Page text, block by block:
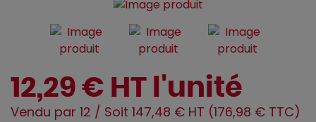
12,29 € HT l'unité
Vendu par 12 / Soit 147,48 € HT (176,98 € TTC)